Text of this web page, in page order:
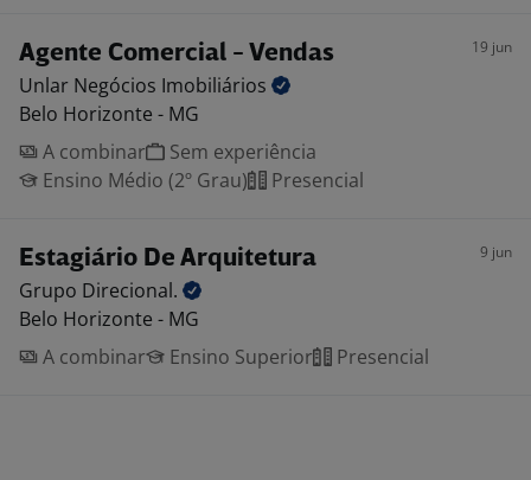
Agente Comercial - Vendas 19 jun
Unlar Negócios Imobiliários
Belo Horizonte - MG
A combinar
Sem experiência
Ensino Médio (2º Grau)
Presencial
Estagiário De Arquitetura 9 jun
Grupo Direcional.
Belo Horizonte - MG
A combinar
Ensino Superior Presencial